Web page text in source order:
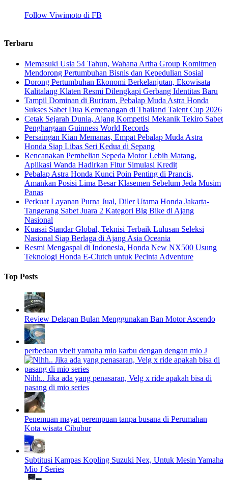
Follow Viwimoto di FB
Terbaru
Memasuki Usia 54 Tahun, Wahana Artha Group Komitmen
Mendorong Pertumbuhan Bisnis dan Kepedulian Sosial
Dorong Pertumbuhan Ekonomi Berkelanjutan, Ekowisata
Kalitalang Klaten Resmi Dilengkapi Gerbang Identitas Baru
Tampil Dominan di Buriram, Pebalap Muda Astra Honda
Sukses Sabet Dua Kemenangan di Thailand Talent Cup 2026
Cetak Sejarah Dunia, Ajang Kompetisi Mekanik Tekiro Sabet
Penghargaan Guinness World Records
Persaingan Kian Memanas, Empat Pebalap Muda Astra
Honda Siap Libas Seri Kedua di Sepang
Rencanakan Pembelian Sepeda Motor Lebih Matang,
Aplikasi Wanda Hadirkan Fitur Simulasi Kredit
Pebalap Astra Honda Kunci Poin Penting di Prancis,
Amankan Posisi Lima Besar Klasemen Sebelum Jeda Musim
Panas
Perkuat Layanan Purna Jual, Diler Utama Honda Jakarta-
Tangerang Sabet Juara 2 Kategori Big Bike di Ajang
Nasional
Kuasai Standar Global, Teknisi Terbaik Lulusan Seleksi
Nasional Siap Berlaga di Ajang Asia Oceania
Resmi Mengaspal di Indonesia, Honda New NX500 Usung
Teknologi Honda E-Clutch untuk Pecinta Adventure
Top Posts
Review Delapan Bulan Menggunakan Ban Motor Ascendo
perbedaan vbelt yamaha mio karbu dengan dengan mio J
Nihh.. Jika ada yang penasaran, Velg x ride apakah bisa di
pasang di mio series
Penemuan mayat perempuan tanpa busana di Perumahan
Kota wisata Cibubur
Subtitusi Kampas Kopling Suzuki Nex, Untuk Mesin Yamaha
Mio J Series